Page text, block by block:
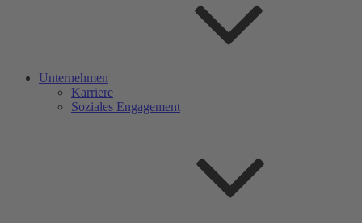
Unternehmen
Karriere
Soziales Engagement